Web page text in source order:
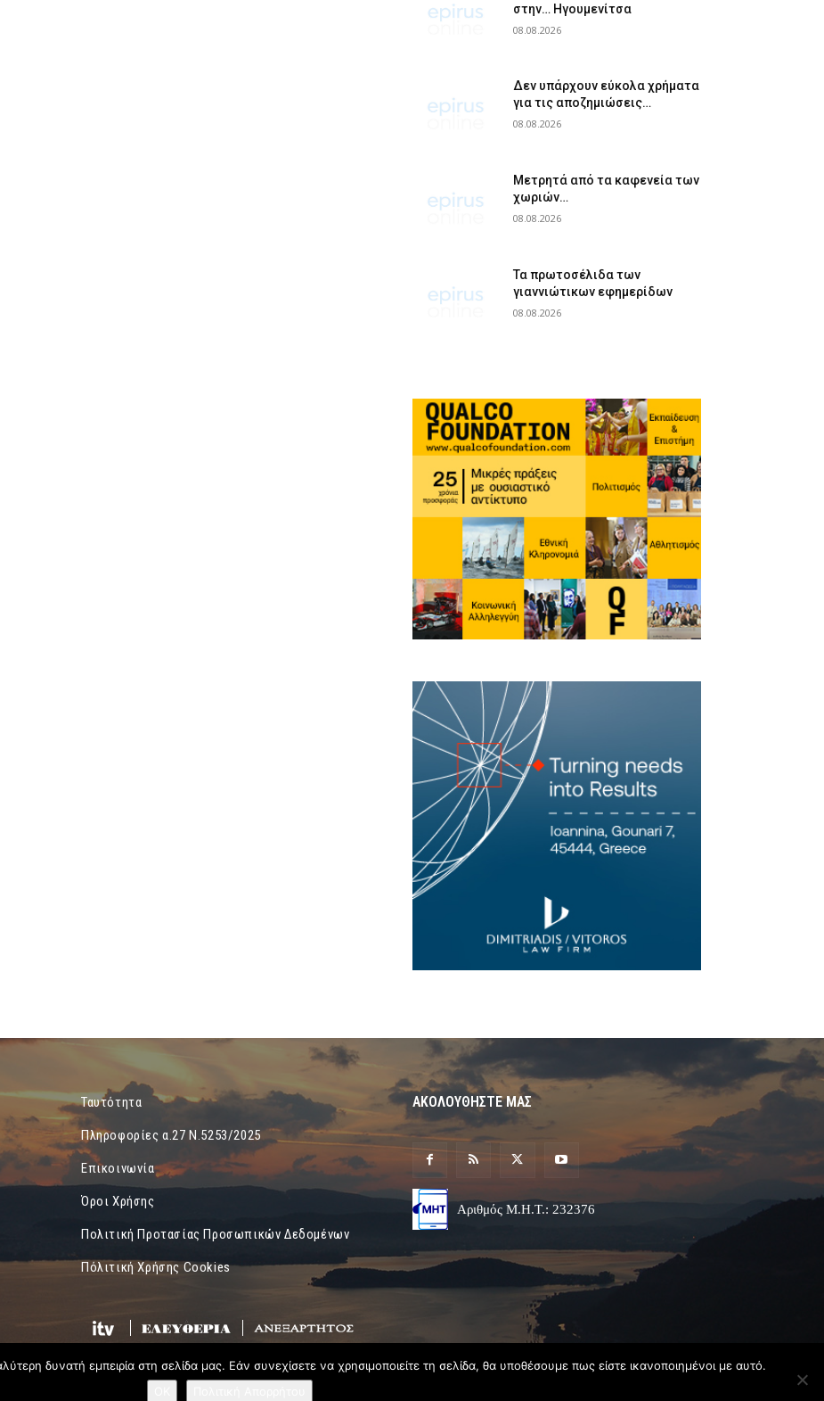
στην… Ηγουμενίτσα
08.08.2026
Δεν υπάρχουν εύκολα χρήματα
για τις αποζημιώσεις…
08.08.2026
Μετρητά από τα καφενεία των
χωριών…
08.08.2026
Τα πρωτοσέλιδα των
γιαννιώτικων εφημερίδων
08.08.2026
Ταυτότητα
Πληροφορίες α.27 Ν.5253/2025
Επικοινωνία
Όροι Χρήσης
Πολιτική Προτασίας Προσωπικών Δεδομένων
Πόλιτική Χρήσης Cookies
ΑΚΟΛΟΥΘΗΣΤΕ ΜΑΣ
Αριθμός Μ.Η.Τ.: 232376
δυνατή εμπειρία στη σελίδα μας. Εάν συνεχίσετε να χρησιμοποιείτε τη σελίδα, θα υποθέσουμε πως είστε ικανοποιημένοι με αυτό.